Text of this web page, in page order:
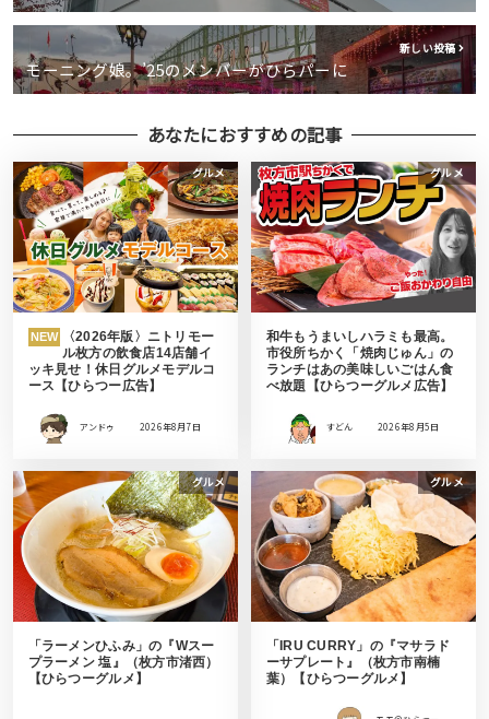
新しい投稿
モーニング娘。’25のメンバーがひらパーに
あなたにおすすめの記事
グルメ
NEW
〈2026年版〉ニトリモー
ル枚方の飲食店14店舗イ
ッキ見せ！休日グルメモデルコ
ース【ひらつー広告】
アンドゥ 2026年8月7日
グルメ
和牛もうまいしハラミも最高。
市役所ちかく「焼肉じゅん」の
ランチはあの美味しいごはん食
べ放題【ひらつーグルメ広告】
すどん 2026年8月5日
グルメ
「ラーメンひふみ」の『Wスー
プラーメン 塩』（枚方市渚西）
【ひらつーグルメ】
グルメ
「IRU CURRY」の『マサラド
ーサプレート』（枚方市南楠
葉）【ひらつーグルメ】